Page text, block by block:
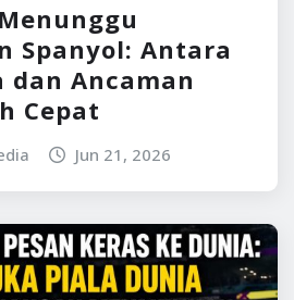
Spanyol: Antara
dan Ancaman
Cepat
Jun 21, 2026